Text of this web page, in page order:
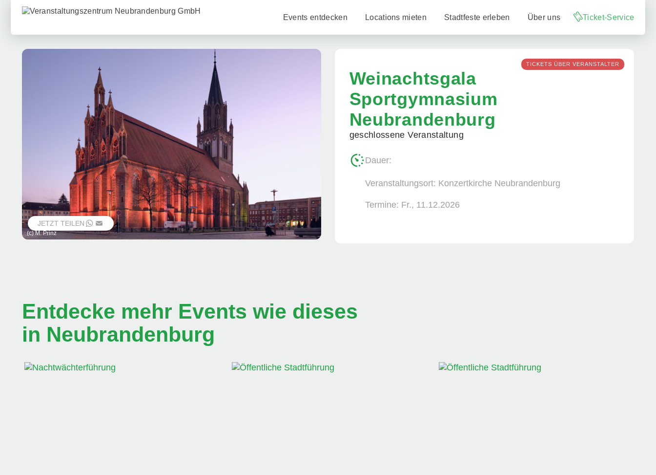
Events entdecken Locations mieten Stadtfeste erleben Über uns Ticket-Service
(c) M. Prinz
JETZT TEILEN
WHATSAPP
EMAIL
TICKETS ÜBER VERANSTALTER
Weinachtsgala
Sportgymnasium
Neubrandenburg
geschlossene Veranstaltung
Dauer:
Veranstaltungsort: Konzertkirche Neubrandenburg
Termine: Fr., 11.12.2026
Entdecke mehr Events wie dieses
in Neubrandenburg